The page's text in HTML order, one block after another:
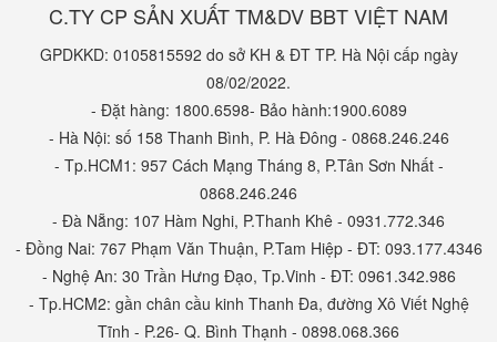
C.TY CP SẢN XUẤT TM&DV BBT VIỆT NAM
GPDKKD: 0105815592 do sở KH & ĐT TP. Hà Nội cấp ngày
08/02/2022.
- Đặt hàng: 1800.6598- Bảo hành:1900.6089
- Hà Nội: số 158 Thanh Bình, P. Hà Đông - 0868.246.246
- Tp.HCM1: 957 Cách Mạng Tháng 8, P.Tân Sơn Nhất -
0868.246.246
- Đà Nẵng: 107 Hàm Nghi, P.Thanh Khê - 0931.772.346
- Đồng Nai: 767 Phạm Văn Thuận, P.Tam Hiệp - ĐT: 093.177.4346
- Nghệ An: 30 Trần Hưng Đạo, Tp.Vinh - ĐT: 0961.342.986
- Tp.HCM2: gần chân cầu kinh Thanh Đa, đường Xô Viết Nghệ
Tĩnh - P.26- Q. Bình Thạnh - 0898.068.366